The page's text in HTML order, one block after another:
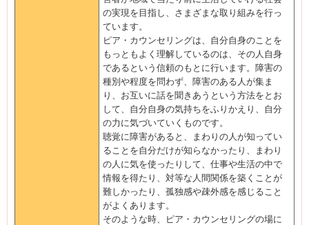
の実現を目指し、さまざまな取り組みを行っ
ています。
ピア・カウンセリングは、自分自身のことを
もっともよく理解しているのは、その人自身
であるという信頼のもとに行います。障害の
種別や程度を問わず、障害のある人が集ま
り、お互いに話を聞きあうという方法をとお
して、自分自身の気持ちをふりかえり、自分
の力に気づいていくものです。
聴覚に障害があると、まわりの人が知ってい
ることを自分だけが知らなかったり、まわり
の人に気を使ったりして、仕事や生活の中で
情報を得たり、対等な人間関係を築くことが
難しかったり、孤独感や疎外感を感じること
がよくあります。
そのような時、ピア・カウンセリングの場に